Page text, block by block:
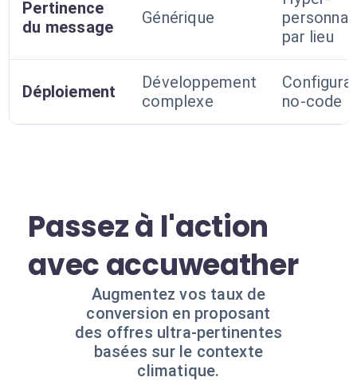
Pertinence
du message
Générique
par lieu
Déploiement
Développement
complexe
no-code
Passez à l'action
avec accuweather
Augmentez vos taux de
conversion en proposant
des offres ultra-pertinentes
basées sur le contexte
climatique.